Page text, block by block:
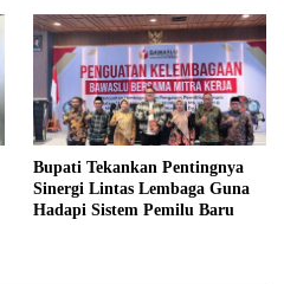
Bupati Tekankan Pentingnya
Sinergi Lintas Lembaga Guna
Hadapi Sistem Pemilu Baru